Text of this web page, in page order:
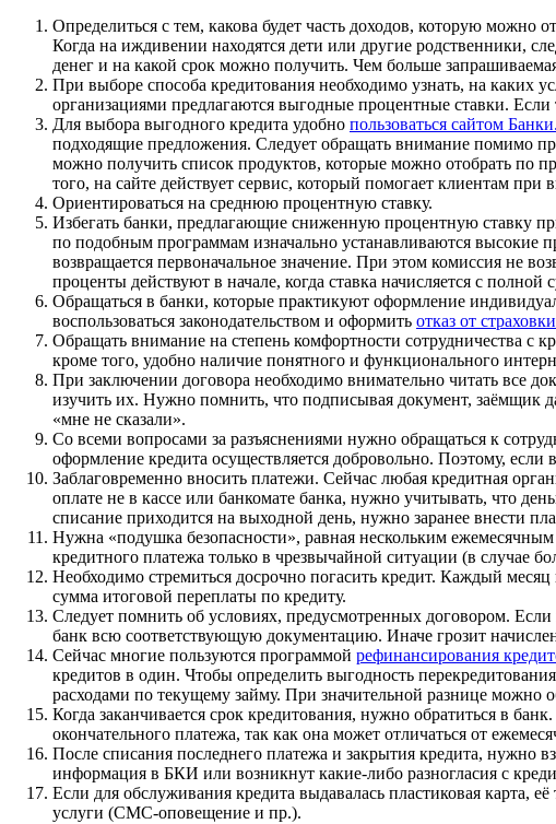
Определиться с тем, какова будет часть доходов, которую можно
Когда на иждивении находятся дети или другие родственники,
денег и на какой срок можно получить. Чем больше
При выборе способа кредитования необходимо узнать, на
организациями предлагаются выгодные процентные ставки.
Для выбора выгодного кредита удобно пользоваться сайтом
подходящие предложения. Следует обращать внимание помимо
можно получить список продуктов, которые можно отобрать по
того, на сайте действует сервис, который помогает клиентам
Ориентироваться на среднюю процентную ставку.
Избегать банки, предлагающие сниженную процентную ставку
по подобным программам изначально устанавливаются высокие
возвращается первоначальное значение. При этом комиссия не
проценты действуют в начале, когда ставка начисляется с
Обращаться в банки, которые практикуют оформление
воспользоваться законодательством и оформить отказ от
Обращать внимание на степень комфортности сотрудничества с
кроме того, удобно наличие понятного и функционального
При заключении договора необходимо внимательно читать все
изучить их. Нужно помнить, что подписывая документ, заёмщик
«мне не сказали».
Со всеми вопросами за разъяснениями нужно обращаться к
оформление кредита осуществляется добровольно. Поэтому,
Заблаговременно вносить платежи. Сейчас любая кредитная
оплате не в кассе или банкомате банка, нужно учитывать, что
списание приходится на выходной день, нужно заранее внести
Нужна «подушка безопасности», равная нескольким
кредитного платежа только в чрезвычайной ситуации (в случае
Необходимо стремиться досрочно погасить кредит. Каждый
сумма итоговой переплаты по кредиту.
Следует помнить об условиях, предусмотренных договором. Если
банк всю соответствующую документацию. Иначе грозит
Сейчас многие пользуются программой рефинансирования
кредитов в один. Чтобы определить выгодность
расходами по текущему займу. При значительной разнице можно
Когда заканчивается срок кредитования, нужно обратиться в
окончательного платежа, так как она может отличаться от
После списания последнего платежа и закрытия кредита, нужно
информация в БКИ или возникнут какие-либо разногласия с
Если для обслуживания кредита выдавалась пластиковая карта,
услуги (СМС-оповещение и пр.).